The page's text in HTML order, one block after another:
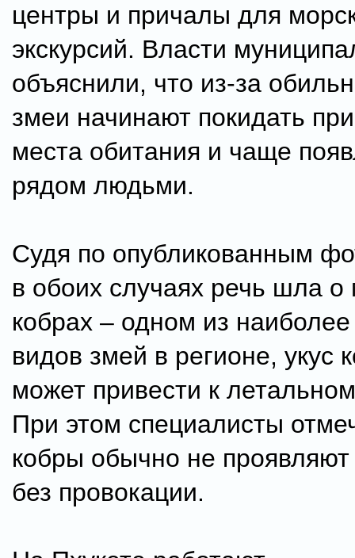
центры и причалы для
экскурсий. Власти
объяснили, что из-за
змеи начинают покидать
места обитания и чаще
рядом людьми.
Судя по опубликованным
в обоих случаях речь шла
кобрах – одном из
видов змей в регионе, укус
может привести к
При этом специалисты
кобры обычно не проявляют
без провокации.